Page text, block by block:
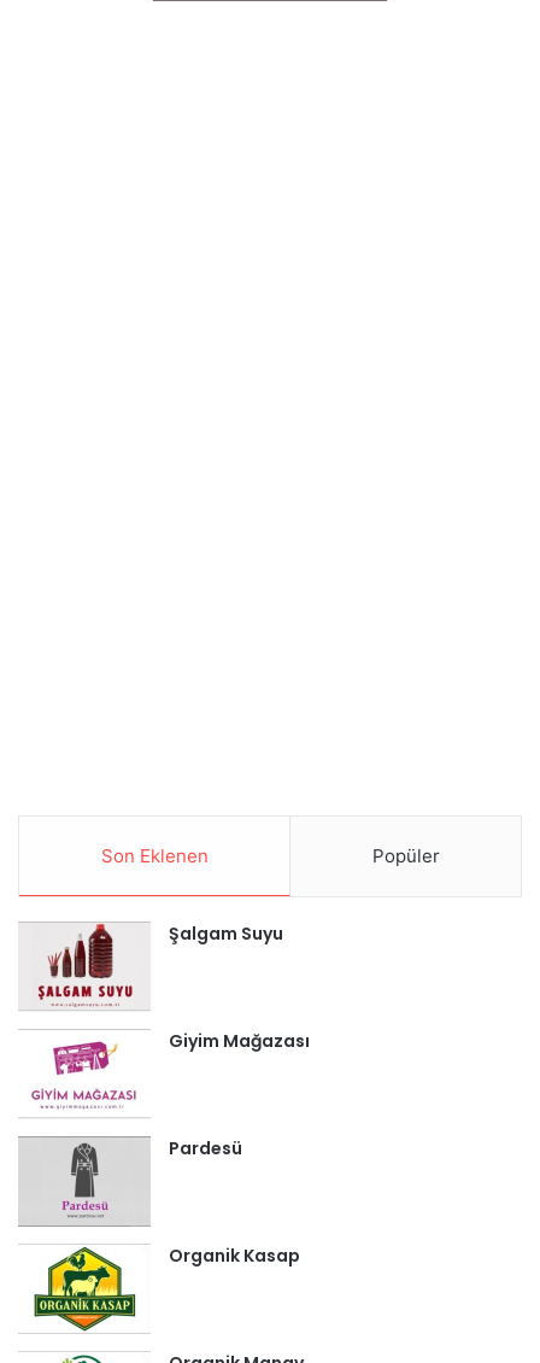
Son Eklenen Popüler
Şalgam Suyu
Giyim Mağazası
Pardesü
Organik Kasap